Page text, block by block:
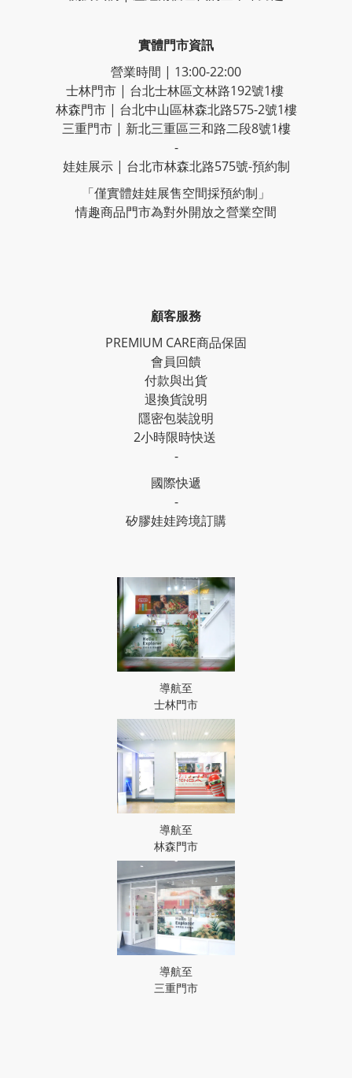
實體門市資訊
營業時間 | 13:00-22:00
士林門市 | 台北士林區文林路192號1樓
林森門市 | 台北中山區林森北路575-2號1樓
三重門市 | 新北三重區三和路二段8號1樓
-
娃娃展示 | 台北市林森北路575號-預約制
「僅實體娃娃展售空間採預約制」
情趣商品門市為對外開放之營業空間
顧客服務
PREMIUM CARE商品保固
會員回饋
付款與出貨
退換貨說明
隱密包裝說明
2小時限時快送
-
國際快遞
-
矽膠娃娃跨境訂購
導航至
士林門市
導航至
林森門市
導航至
三重門市